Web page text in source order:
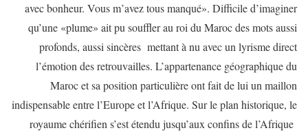
avec bonheur. Vous m’avez tous manqué». Difficile d’imaginer
qu’une «plume» ait pu souffler au roi du Maroc des mots aussi
profonds, aussi sincères mettant à nu avec un lyrisme direct
l’émotion des retrouvailles. L’appartenance géographique du
Maroc et sa position particulière ont fait de lui un maillon
indispensable entre l’Europe et l’Afrique. Sur le plan historique, le
royaume chérifien s’est étendu jusqu’aux confins de l’Afrique